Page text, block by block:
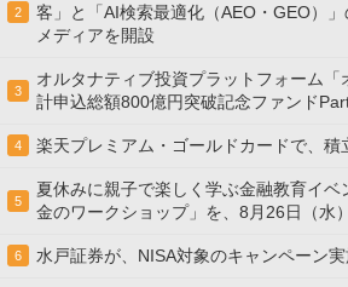
2
客」と「AI検索最適化（AEO・GEO）
メディアを開設
3
オルタナティブ投資プラットフォーム「
計申込総額800億円突破記念ファンド
4 楽天プレミアム・ゴールドカードで、
5
夏休みに親子で楽しく学ぶ金融教育イベ
金のワークショップ」を、8月26日（水
6 水戸証券が、NISA対象のキャンペーン